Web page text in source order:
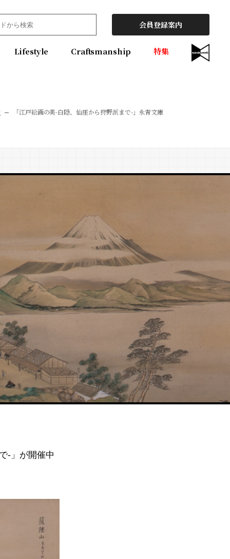
会員登録案内
Lifestyle Craftsmanship 特集
「江戸絵画の美-白隠、仙厓から狩野派まで-」永青文庫
-」が開催中